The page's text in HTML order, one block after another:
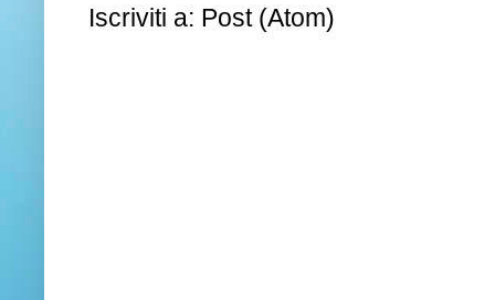
Iscriviti a: Post (Atom)